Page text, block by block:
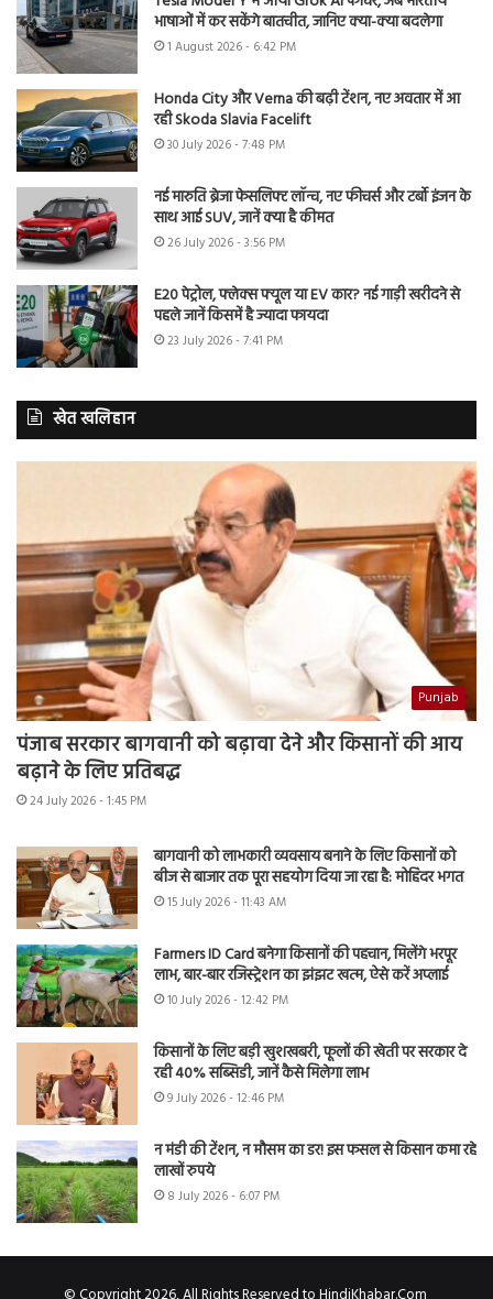
भाषाओं में कर सकेंगे बातचीत, जानिए क्या-क्या बदलेगा
1 August 2026 - 6:42 PM
Honda City और Verna की बढ़ी टेंशन, नए अवतार में आ
रही Skoda Slavia Facelift
30 July 2026 - 7:48 PM
नई मारुति ब्रेजा फेसलिफ्ट लॉन्च, नए फीचर्स और टर्बो इंजन के
साथ आई SUV, जानें क्या है कीमत
26 July 2026 - 3:56 PM
E20 पेट्रोल, फ्लेक्स फ्यूल या EV कार? नई गाड़ी खरीदने से
पहले जानें किसमें है ज्यादा फायदा
23 July 2026 - 7:41 PM
खेत खलिहान
Punjab
पंजाब सरकार बागवानी को बढ़ावा देने और किसानों की आय
बढ़ाने के लिए प्रतिबद्ध
24 July 2026 - 1:45 PM
बागवानी को लाभकारी व्यवसाय बनाने के लिए किसानों को
बीज से बाजार तक पूरा सहयोग दिया जा रहा है: मोहिंदर भगत
15 July 2026 - 11:43 AM
Farmers ID Card बनेगा किसानों की पहचान, मिलेंगे भरपूर
लाभ, बार-बार रजिस्ट्रेशन का झंझट खत्म, ऐसे करें अप्लाई
10 July 2026 - 12:42 PM
किसानों के लिए बड़ी खुशखबरी, फूलों की खेती पर सरकार दे
रही 40% सब्सिडी, जानें कैसे मिलेगा लाभ
9 July 2026 - 12:46 PM
न मंडी की टेंशन, न मौसम का डर! इस फसल से किसान कमा रहे
लाखों रुपये
8 July 2026 - 6:07 PM